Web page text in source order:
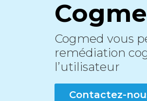
Cogmed vous
remédiation
l’utilisateur
Contactez-